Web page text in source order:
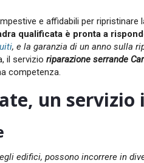
e affidabili per ripristinare
qualificata è pronta a
, e la garanzia di un anno sulla
il servizioriparazione serrande
competenza.
un servizio
edifici, possono incorrere in